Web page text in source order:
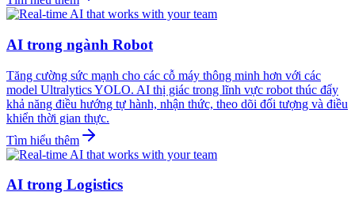
AI trong ngành Robot
Tăng cường sức mạnh cho các cỗ máy thông minh hơn với các
model Ultralytics YOLO. AI thị giác trong lĩnh vực robot thúc đẩy
khả năng điều hướng tự hành, nhận thức, theo dõi đối tượng và điều
khiển thời gian thực.
Tìm hiểu thêm
AI trong Logistics